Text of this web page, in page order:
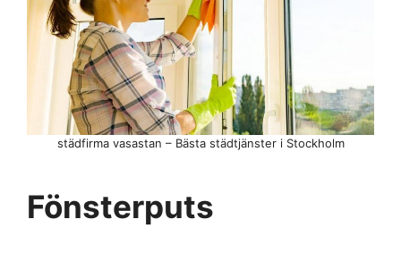
städfirma vasastan – Bästa städtjänster i Stockholm
Fönsterputs